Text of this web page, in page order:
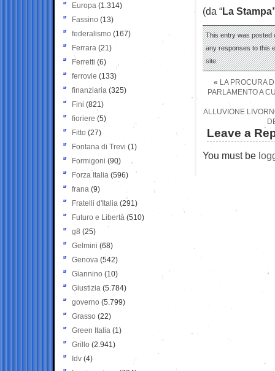
(da “La
This entry was posted
any responses to this
site.
« LA PROCURA
PARLAMENTO A
ALLUVIONE
Leave a
You must be
Europa (1.314)
Fassino (13)
federalismo (167)
Ferrara (21)
Ferretti (6)
ferrovie (133)
finanziaria (325)
Fini (821)
fioriere (5)
Fitto (27)
Fontana di Trevi (1)
Formigoni (90)
Forza Italia (596)
frana (9)
Fratelli d'Italia (291)
Futuro e Libertà (510)
g8 (25)
Gelmini (68)
Genova (542)
Giannino (10)
Giustizia (5.784)
governo (5.799)
Grasso (22)
Green Italia (1)
Grillo (2.941)
Idv (4)